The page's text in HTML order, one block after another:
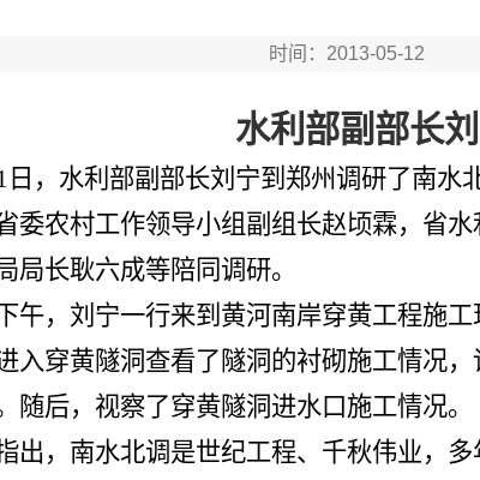
时间：2013-05-12
水利部副部长
日，水利部副部长刘宁到郑州调研了南
委农村工作领导小组副组长赵顷霖，省
局长耿六成等陪同调研。
午，刘宁一行来到黄河南岸穿黄工程施
入穿黄隧洞查看了隧洞的衬砌施工情况
随后，视察了穿黄隧洞进水口施工情况。
出，南水北调是世纪工程、千秋伟业，